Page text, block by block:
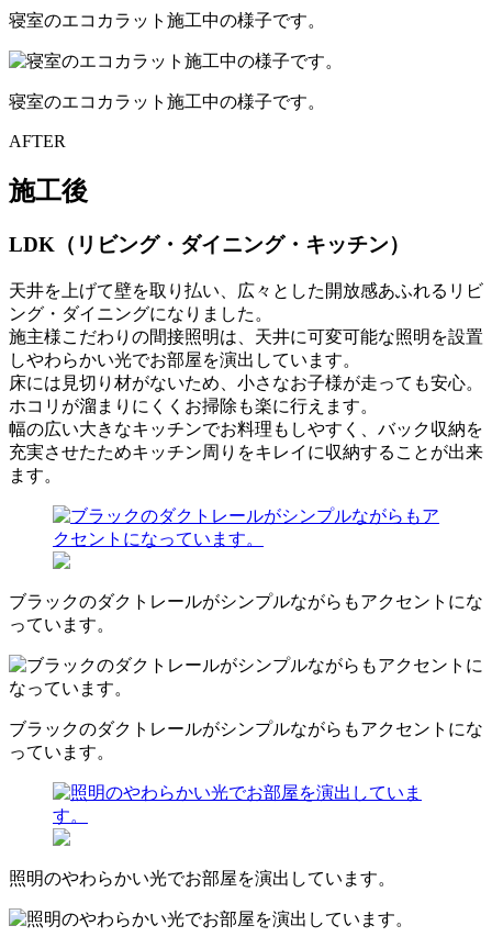
寝室のエコカラット施工中の様子です。
寝室のエコカラット施工中の様子です。
AFTER
施工後
LDK（リビング・ダイニング・キッチン）
天井を上げて壁を取り払い、広々とした開放感あふれるリビ
ング・ダイニングになりました。
施主様こだわりの間接照明は、天井に可変可能な照明を設置
しやわらかい光でお部屋を演出しています。
床には見切り材がないため、小さなお子様が走っても安心。
ホコリが溜まりにくくお掃除も楽に行えます。
幅の広い大きなキッチンでお料理もしやすく、バック収納を
充実させたためキッチン周りをキレイに収納することが出来
ます。
ブラックのダクトレールがシンプルながらもアクセントにな
っています。
ブラックのダクトレールがシンプルながらもアクセントにな
っています。
照明のやわらかい光でお部屋を演出しています。